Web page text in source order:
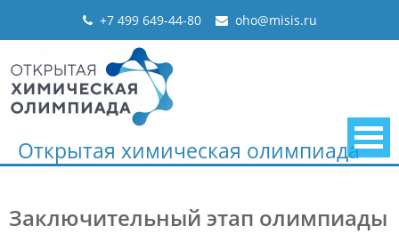
+7 499 649-44-80 oho@misis.ru
Открытая химическая олимпиада
Заключительный этап олимпиады